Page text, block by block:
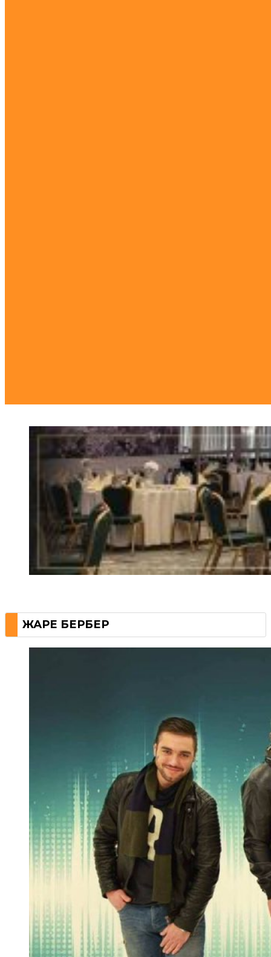
ЖАРЕ БЕРБЕР